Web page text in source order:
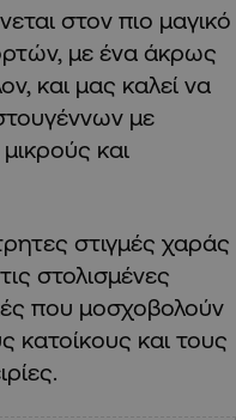
στον πιο μαγικό
με ένα άκρως
και μας καλεί να
με
και
στιγμές χαράς
στολισμένες
που μοσχοβολούν
κατοίκους και τους